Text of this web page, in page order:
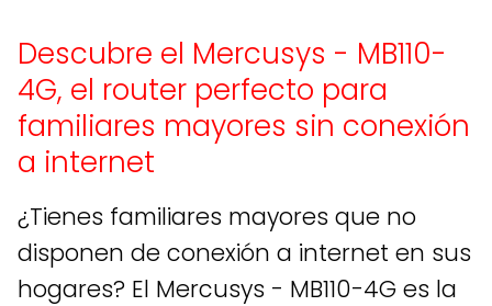
Descubre el Mercusys - MB110-
4G, el router perfecto para
familiares mayores sin conexión
a internet
¿Tienes familiares mayores que no
disponen de conexión a internet en sus
hogares? El Mercusys - MB110-4G es la